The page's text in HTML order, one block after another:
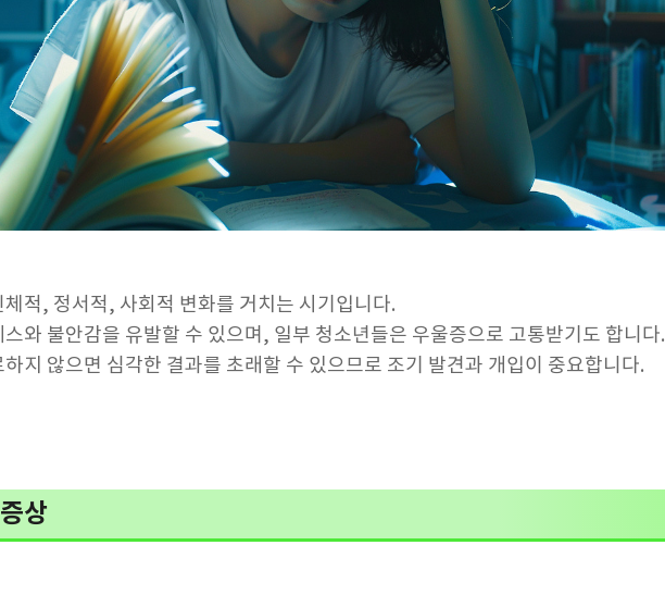
적, 정서적, 사회적 변화를 거치는 시기입니다.
와 불안감을 유발할 수 있으며, 일부 청소년들은 우울증으로 고통받기도 합니다.
지 않으면 심각한 결과를 초래할 수 있으므로 조기 발견과 개입이 중요합니다.
상